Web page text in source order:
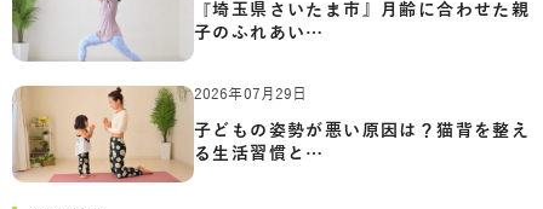
『埼玉県さいたま市』月齢に合わせた親
子のふれあい…
2026年07月29日
子どもの姿勢が悪い原因は？猫背を整え
る生活習慣と…